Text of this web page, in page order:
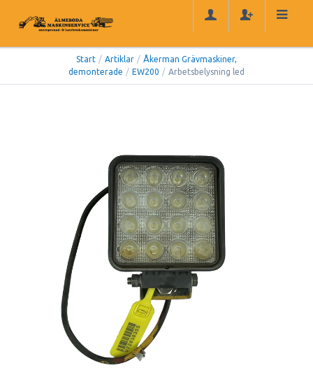
Start / Artiklar / Åkerman Grävmaskiner,
demonterade / EW200 / Arbetsbelysning led